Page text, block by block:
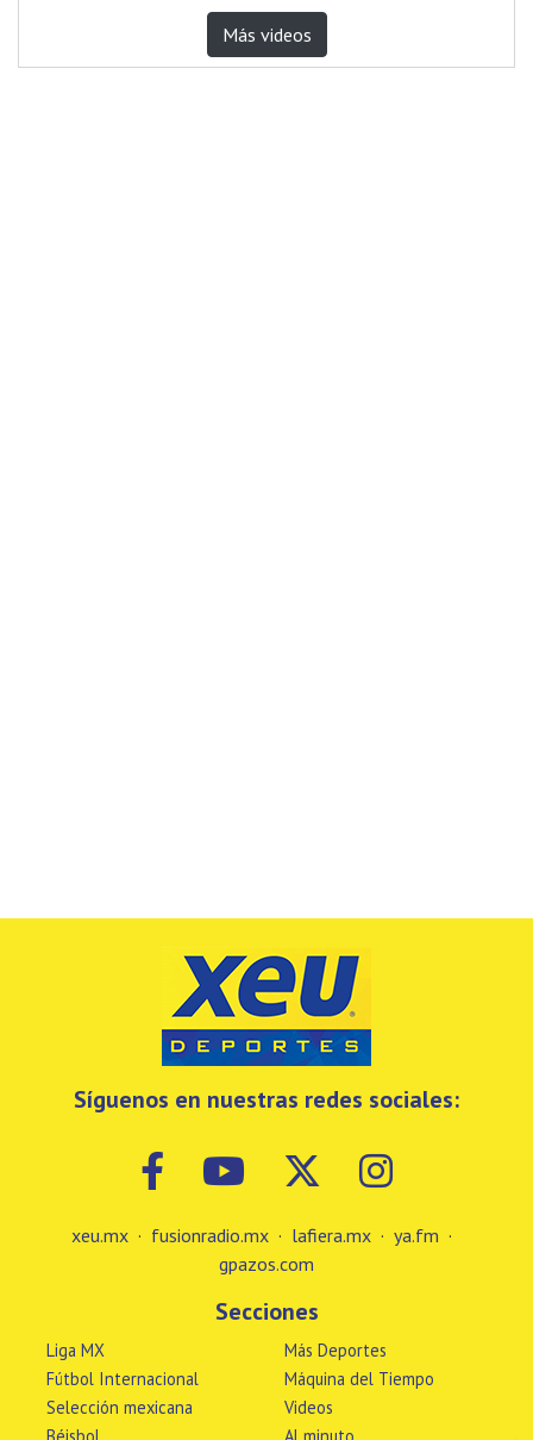
Más videos
Síguenos en nuestras redes sociales:
xeu.mx · fusionradio.mx · lafiera.mx · ya.fm ·
gpazos.com
Secciones
Liga MX
Fútbol Internacional
Selección mexicana
Béisbol
Más Deportes
Máquina del Tiempo
Videos
Al minuto